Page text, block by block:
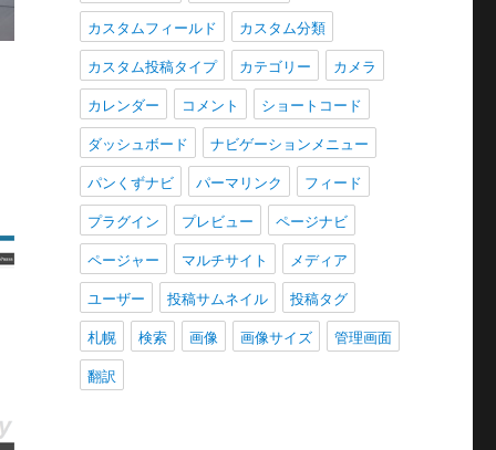
カスタムフィールド
カスタム分類
カスタム投稿タイプ
カテゴリー
カメラ
カレンダー
コメント
ショートコード
ダッシュボード
ナビゲーションメニュー
パンくずナビ
パーマリンク
フィード
プラグイン
プレビュー
ページナビ
ページャー
マルチサイト
メディア
ユーザー
投稿サムネイル
投稿タグ
札幌
検索 画像 画像サイズ
管理画面
翻訳